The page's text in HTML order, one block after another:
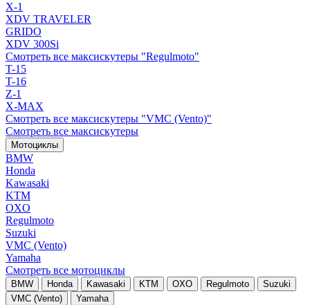
X-1
XDV TRAVELER
GRIDO
XDV 300Si
Смотреть все максискутеры "Regulmoto"
T-15
T-16
Z-1
X-MAX
Смотреть все максискутеры "VMC (Vento)"
Смотреть все максискутеры
Мотоциклы
BMW
Honda
Kawasaki
KTM
OXO
Regulmoto
Suzuki
VMC (Vento)
Yamaha
Смотреть все мотоциклы
BMW Honda Kawasaki KTM OXO Regulmoto
Suzuki
VMC (Vento)
Yamaha